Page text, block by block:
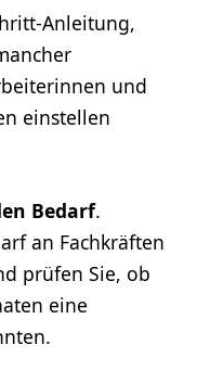
Anleitung,
und
einstellen
Bedarf.
an Fachkräften
prüfen Sie, ob
eine